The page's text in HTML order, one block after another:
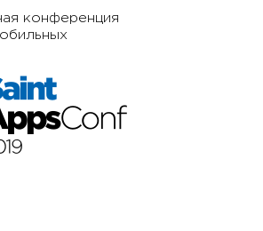
конференция